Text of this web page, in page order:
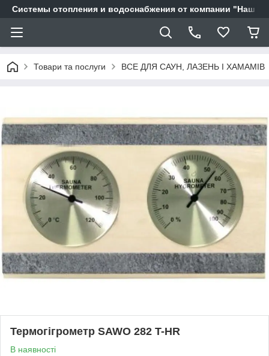
Системы отопления и водоснабжения от компании "Наш
Товари та послуги ВСЕ ДЛЯ САУН, ЛАЗЕНЬ І ХАМАМІВ
Термогігрометр SAWO 282 T-HR
В наявності